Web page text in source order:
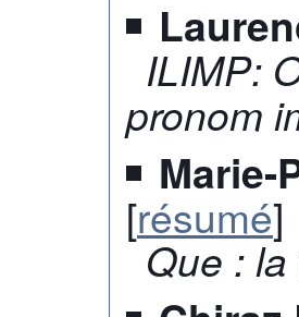
ILIMP:
pronom
Marie-
[résumé]
Que :